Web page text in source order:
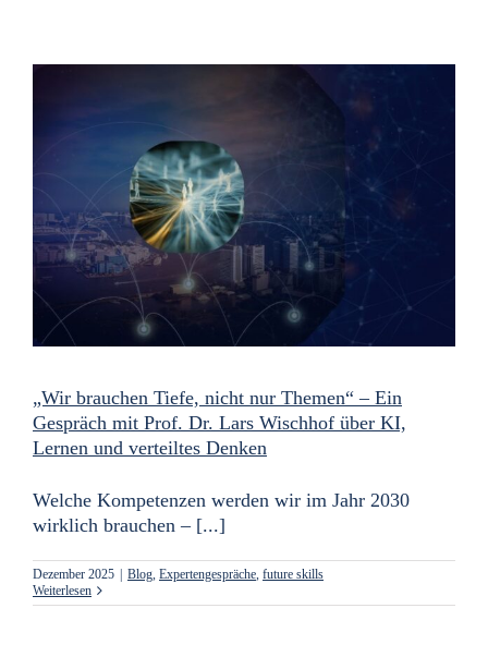
„Wir brauchen Tiefe, nicht nur Themen“ – Ein
Gespräch mit Prof. Dr. Lars Wischhof über KI,
Lernen und verteiltes Denken
Welche Kompetenzen werden wir im Jahr 2030
wirklich brauchen – [...]
Dezember 2025 Blog, Expertengespräche, future skills
Weiterlesen